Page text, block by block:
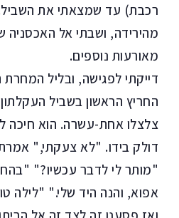
רכבת) עד שמצאתי את השביל.
מהירידה, ושבתי אל האכסניה
מאורעות נוספים.
דייקתי לפגישה, ובליל
החריץ הראשון בשביל
צלצלו אחת-עשרה. הוא חיכה
דולק בידו. "לא צעקתי,"
"מותר לי לדבר עכשיו?"
אפוא, והנה היד שלי." "לילה